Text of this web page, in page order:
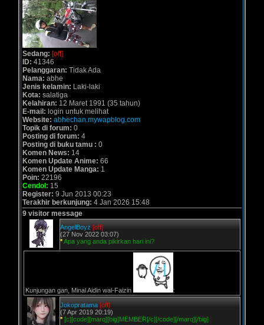
Sedang: [off]
ID: 41346
Pelanggaran: Tidak Ada
Nama: abhe
Jenis kelamin: Laki-laki
Kota: salatiga
Kelahiran: 12 Maret 1991 (35 tahun)
E-mail: login untuk melihat
Website: abhechan.mywapblog.com
Topik di forum: 0
Posting di forum: 4
Posting di buku tamu : 0
Komen News: 14
Komen Update Anime: 66
Komen Update Manga: 1
Poin: 22196
Cendol: 15
Register: 9 Jun 2013 00:23
Terakhir berkunjung: 4 Jan 2026 15:48
9 visitor message
AngelBoyz [off]
(27 Nov 2022 03:07)
*Apa yang anda pikirkan hari ini?
Kunjungan gan, Minal Aidin wal-Faizin :
Jokopratama [off]
(7 Apr 2019 20:19)
* [c][code][marq][big]MEMBER[/c][/code][/marq][/big]